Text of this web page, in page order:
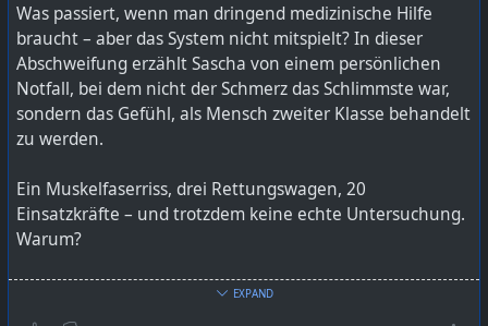
Was passiert, wenn man dringend medizinische Hilfe
braucht – aber das System nicht mitspielt? In dieser
Abschweifung erzählt Sascha von einem persönlichen
Notfall, bei dem nicht der Schmerz das Schlimmste war,
sondern das Gefühl, als Mensch zweiter Klasse behandelt
zu werden.
Ein Muskelfaserriss, drei Rettungswagen, 20
Einsatzkräfte – und trotzdem keine echte Untersuchung.
Warum?
BodyShaming#
EXPAND